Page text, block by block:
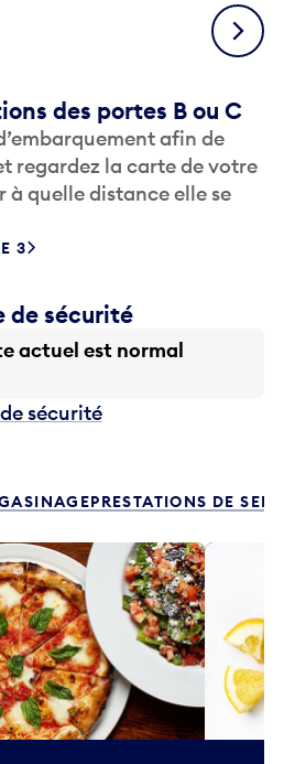
afin de
regardez la carte de votre
à quelle distance elle se
3
actuel est normal
sécurité